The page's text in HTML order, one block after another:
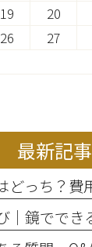
19 20
26 27
最新記事